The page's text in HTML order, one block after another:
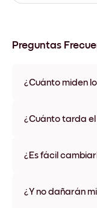
Preguntas
¿Cuánto miden
varios materiales y
¿Cuánto tarda el
disponibles en
¿Es fácil
ningún daño
¿Y no dañarán